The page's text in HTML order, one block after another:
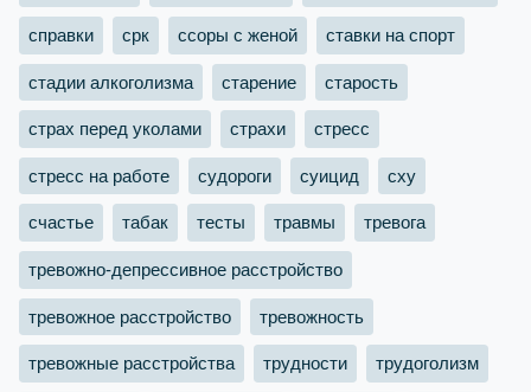
справки срк ссоры с женой ставки на спорт
стадии алкоголизма старение старость
страх перед уколами страхи стресс
стресс на работе судороги суицид сху
счастье табак тесты травмы тревога
тревожно-депрессивное расстройство
тревожное расстройство тревожность
тревожные расстройства трудности трудоголизм